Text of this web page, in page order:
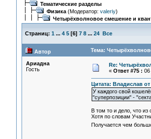
Тематические разделы
Физика(Модератор: valeriy)
Четырёхволновое смешение и
Страниц: 1 ... 4 5[6] 7 8 ... 24 Все
Автор Тема:
Ариадна
Гость
Re:
« Ответ #75 : 06
Цитата: Владислав
У каждого свой
"суперпозиции" -
В том то и дело, что
Хотя по словам
Получается чем